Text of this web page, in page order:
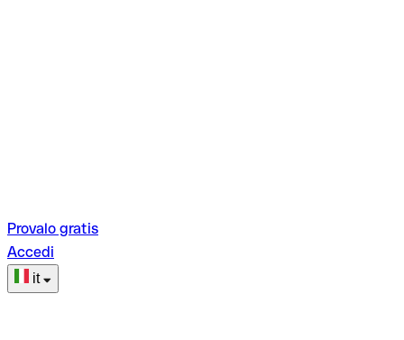
Provalo gratis
Accedi
it